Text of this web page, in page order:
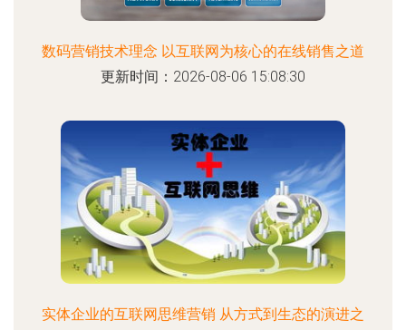
数码营销技术理念 以互联网为核心的在线销售之道
更新时间：2026-08-06 15:08:30
实体企业的互联网思维营销 从方式到生态的演进之